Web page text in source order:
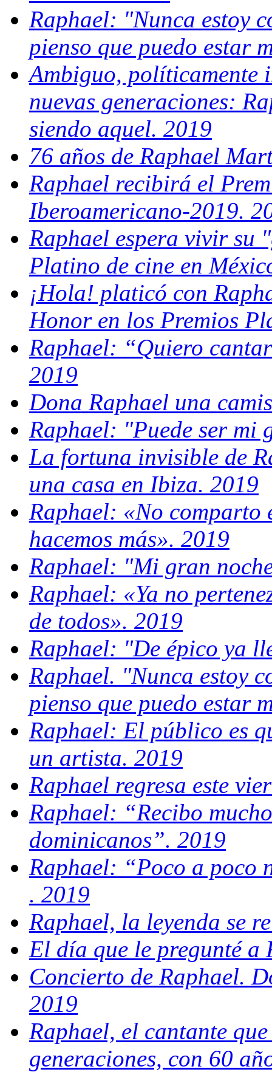
Raphael: "Nunca estoy
pienso que puedo estar
Ambiguo, políticamente
nuevas generaciones:
siendo aquel. 2019
76 años de Raphael
Raphael recibirá el
Iberoamericano-2019.
Raphael espera vivir su
Platino de cine en
¡Hola! platicó con
Honor en los Premios
Raphael: “Quiero
2019
Dona Raphael una
Raphael: "Puede ser mi
La fortuna invisible de
una casa en Ibiza. 2019
Raphael: «No comparto
hacemos más». 2019
Raphael: "Mi gran
Raphael: «Ya no
de todos». 2019
Raphael: "De épico ya
Raphael. "Nunca estoy
pienso que puedo estar
Raphael: El público es
un artista. 2019
Raphael regresa este
Raphael: “Recibo
dominicanos”. 2019
Raphael: “Poco a poco
. 2019
Raphael, la leyenda se
El día que le pregunté a
Concierto de Raphael.
2019
Raphael, el cantante
generaciones, con 60